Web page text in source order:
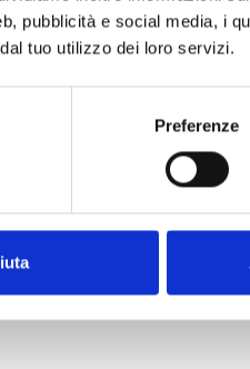
pubblicità e social media, i
tuo utilizzo dei loro servizi.
Preferenze